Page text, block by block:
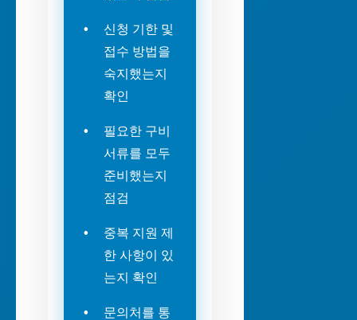
신청 기한 및
접수 방법을
숙지했는지
확인
필요한 구비
서류를 모두
준비했는지
점검
중복 지원 제
한 사항이 있
는지 확인
문의처를 통